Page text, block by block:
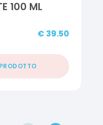
100 ML
€ 39.50